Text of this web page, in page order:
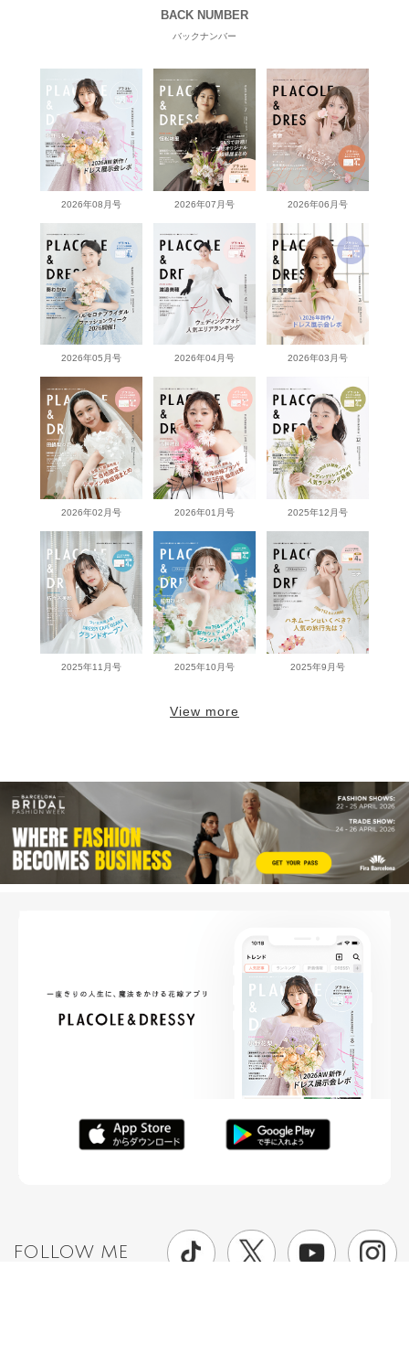
BACK NUMBER
バックナンバー
2026年08月号 2026年07月号 2026年06月号
2026年05月号 2026年04月号 2026年03月号
2026年02月号 2026年01月号 2025年12月号
2025年11月号 2025年10月号 2025年9月号
View more
FOLLOW ME